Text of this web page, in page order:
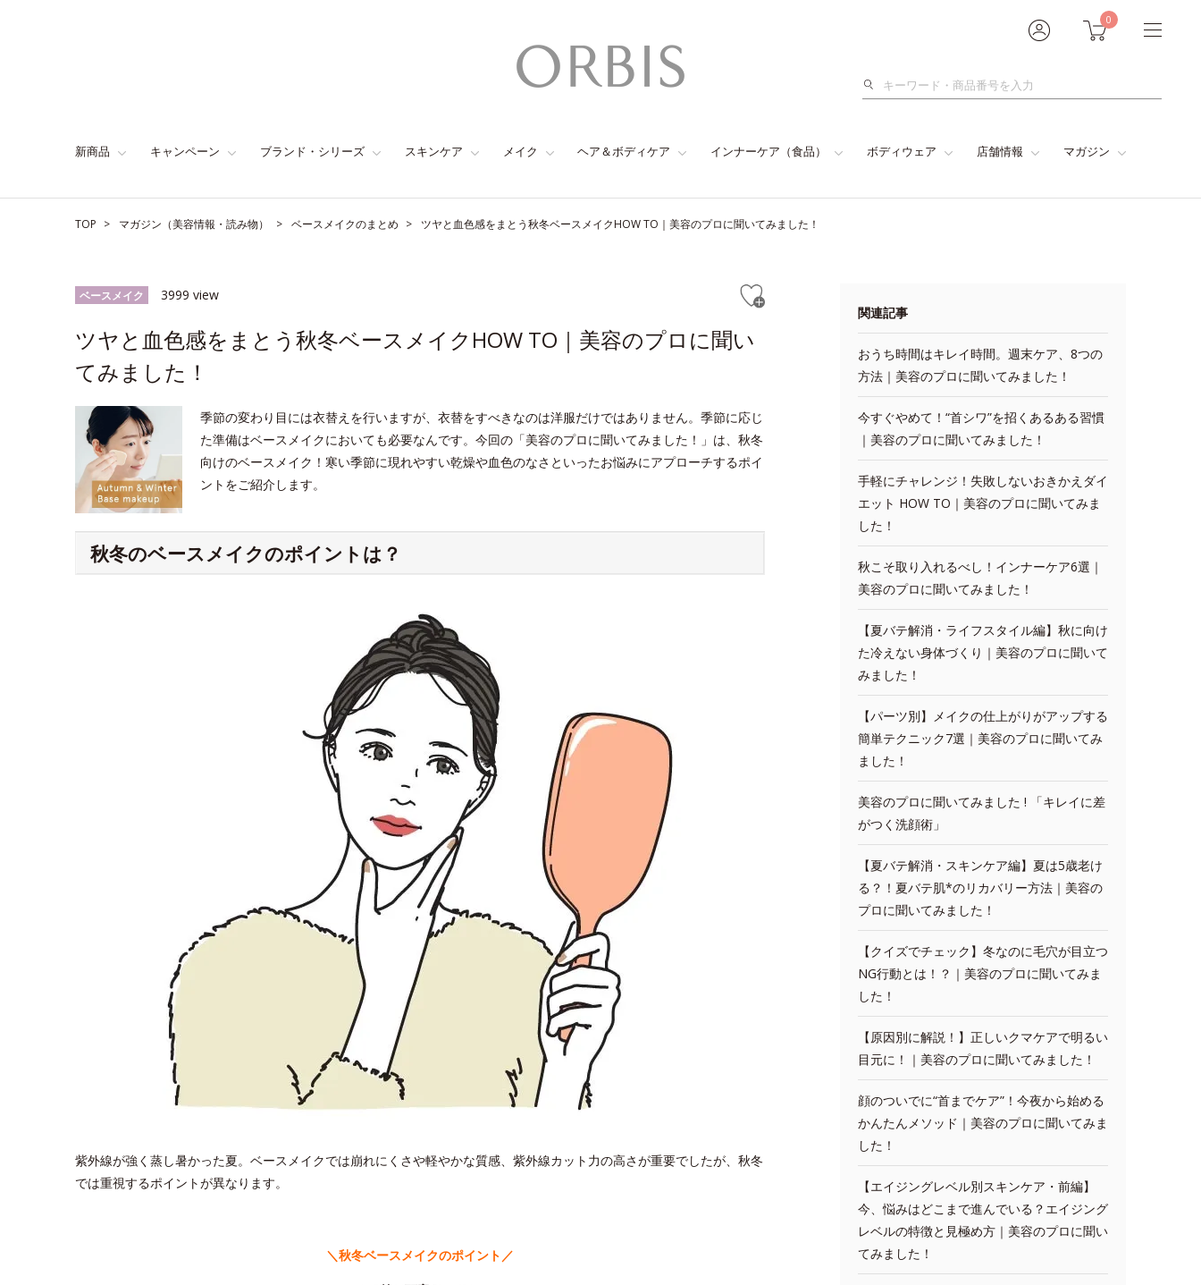
0
検
新商品 キャンペーン ブランド・シリーズ スキンケア メイク ヘア＆ボディケア インナーケア（食品） ボディウェア 店舗情報 マガジン
TOP マガジン（美容情報・読み物） ベースメイクのまとめ ツヤと血色感をまとう秋冬ベースメイクHOW TO｜美容のプロに聞いてみました！
ベースメイク 3999 view
ツヤと血色感をまとう秋冬ベースメイクHOW TO｜美容のプロに聞い
てみました！
季節の変わり目には衣替えを行いますが、衣替をすべきなのは洋服だけではありません。季節に応じ
た準備はベースメイクにおいても必要なんです。今回の「美容のプロに聞いてみました！」は、秋冬
向けのベースメイク！寒い季節に現れやすい乾燥や血色のなさといったお悩みにアプローチするポイ
ントをご紹介します。
秋冬のベースメイクのポイントは？
紫外線が強く蒸し暑かった夏。ベースメイクでは崩れにくさや軽やかな質感、紫外線カット力の高さが重要でしたが、秋冬
では重視するポイントが異なります。
＼秋冬ベースメイクのポイント／
関連記事
おうち時間はキレイ時間。週末ケア、8つの
方法｜美容のプロに聞いてみました！
今すぐやめて！“首シワ”を招くあるある習慣
｜美容のプロに聞いてみました！
手軽にチャレンジ！失敗しないおきかえダイ
エット HOW TO｜美容のプロに聞いてみま
した！
秋こそ取り入れるべし！インナーケア6選｜
美容のプロに聞いてみました！
【夏バテ解消・ライフスタイル編】秋に向け
た冷えない身体づくり｜美容のプロに聞いて
みました！
【パーツ別】メイクの仕上がりがアップする
簡単テクニック7選｜美容のプロに聞いてみ
ました！
美容のプロに聞いてみました ! 「キレイに差
がつく洗顔術」
【夏バテ解消・スキンケア編】夏は5歳老け
る？！夏バテ肌*のリカバリー方法｜美容の
プロに聞いてみました！
【クイズでチェック】冬なのに毛穴が目立つ
NG行動とは！？｜美容のプロに聞いてみま
した！
【原因別に解説！】正しいクマケアで明るい
目元に！｜美容のプロに聞いてみました！
顔のついでに“首までケア”！今夜から始める
かんたんメソッド｜美容のプロに聞いてみま
した！
【エイジングレベル別スキンケア・前編】
今、悩みはどこまで進んでいる？エイジング
レベルの特徴と見極め方｜美容のプロに聞い
てみました！